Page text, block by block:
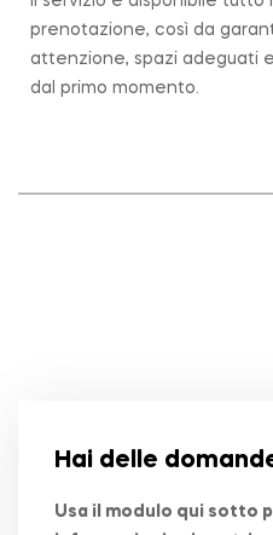
prenotazione, così da
attenzione, spazi adeguati
dal primo momento.
Hai delle
Usa il modulo qui sotto